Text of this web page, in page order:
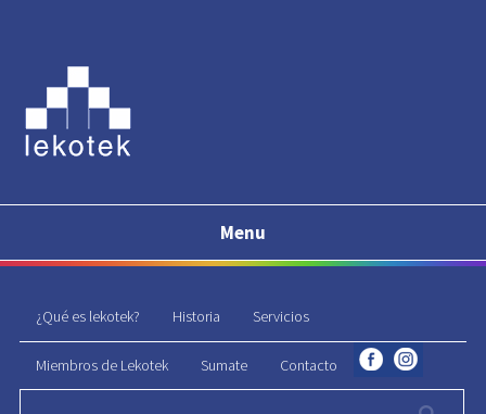
Menu
¿Qué es lekotek? Historia Servicios
Miembros de Lekotek Sumate Contacto